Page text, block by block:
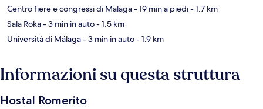
Centro fiere e congressi di Malaga- 19 min a piedi- 1.7 km
Sala Roka- 3 min in auto- 1.5 km
Università di Málaga- 3 min in auto- 1.9 km
Informazioni su questa struttura
Hostal Romerito